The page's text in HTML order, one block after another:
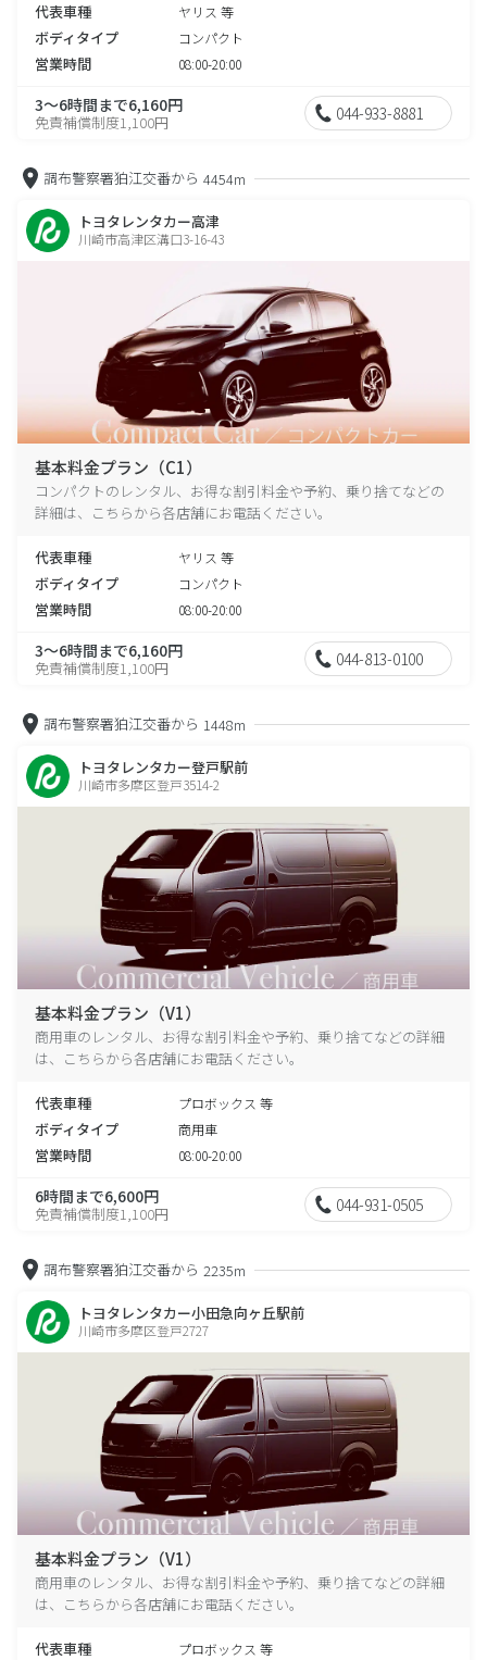
代表車種 ヤリス 等
ボディタイプ コンパクト
営業時間 08:00-20:00
3～6時間まで6,160円
免責補償制度1,100円 044-933-8881
調布警察署狛江交番から 4454m
トヨタレンタカー高津
川崎市高津区溝口3-16-43
基本料金プラン（C1）
コンパクトのレンタル、お得な割引料金や予約、乗り捨てなどの
詳細は、こちらから各店舗にお電話ください。
代表車種 ヤリス 等
ボディタイプ コンパクト
営業時間 08:00-20:00
3～6時間まで6,160円
免責補償制度1,100円 044-813-0100
調布警察署狛江交番から 1448m
トヨタレンタカー登戸駅前
川崎市多摩区登戸3514-2
基本料金プラン（V1）
商用車のレンタル、お得な割引料金や予約、乗り捨てなどの詳細
は、こちらから各店舗にお電話ください。
代表車種 プロボックス 等
ボディタイプ 商用車
営業時間 08:00-20:00
6時間まで6,600円
免責補償制度1,100円 044-931-0505
調布警察署狛江交番から 2235m
トヨタレンタカー小田急向ヶ丘駅前
川崎市多摩区登戸2727
基本料金プラン（V1）
商用車のレンタル、お得な割引料金や予約、乗り捨てなどの詳細
は、こちらから各店舗にお電話ください。
代表車種 プロボックス 等